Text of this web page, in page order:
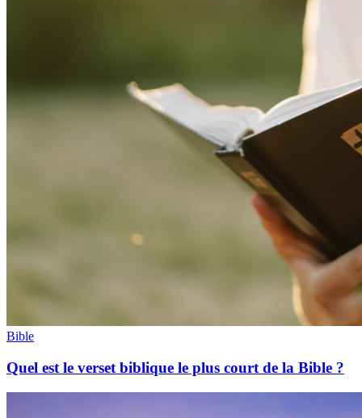
Bible
Quel est le verset biblique le plus court de la Bible ?